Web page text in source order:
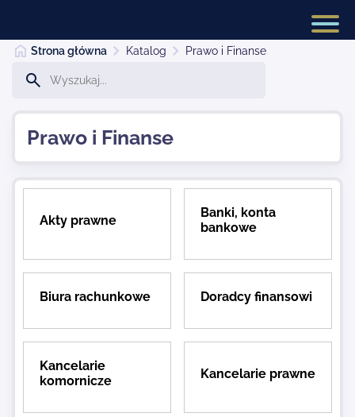
Dodaj stronę
Najnowsze
Strona główna Katalog Prawo i Finanse
Prawo i Finanse
Akty prawne
Banki, konta
bankowe
Biura rachunkowe Doradcy finansowi
Kancelarie
komornicze
Kancelarie prawne